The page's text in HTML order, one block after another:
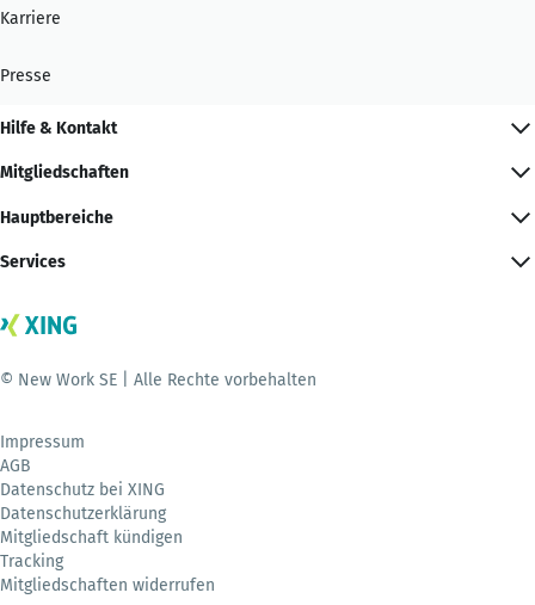
Karriere
Presse
Hilfe & Kontakt
Mitgliedschaften
Hauptbereiche
Services
© New Work SE | Alle Rechte vorbehalten
Impressum
AGB
Datenschutz bei XING
Datenschutzerklärung
Mitgliedschaft kündigen
Tracking
Mitgliedschaften widerrufen